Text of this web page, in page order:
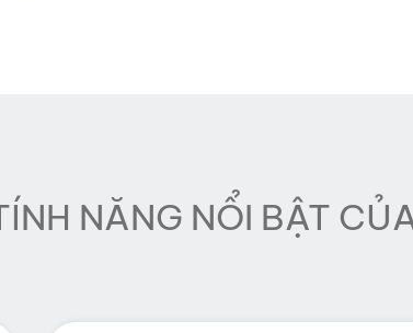
NĂNG NỔI BẬT